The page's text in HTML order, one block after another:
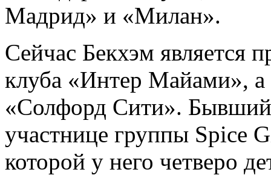
Мадрид» и «Милан».
Сейчас Бекхэм является
клуба «Интер Майами», а
«Солфорд Сити». Бывший
участнице группы Spice
которой у него четверо